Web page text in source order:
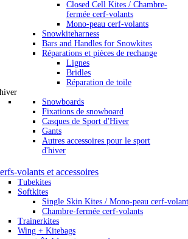
Closed Cell Kites / Chambre-
fermée cerf-volants
Mono-peau cerf-volants
Snowkiteharness
Bars and Handles for Snowkites
Réparations et pièces de rechange
Lignes
Bridles
Réparation de toile
Snowboards
Fixations de snowboard
Casques de Sport d'Hiver
Gants
Autres accessoires pour le sport
d'hiver
volants et accessoires
Tubekites
Softkites
Single Skin Kites / Mono-peau cerf-
Chambre-fermée cerf-volants
Trainerkites
Wing + Kitebags